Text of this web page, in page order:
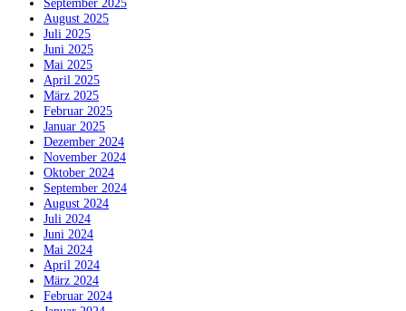
September 2025
August 2025
Juli 2025
Juni 2025
Mai 2025
April 2025
März 2025
Februar 2025
Januar 2025
Dezember 2024
November 2024
Oktober 2024
September 2024
August 2024
Juli 2024
Juni 2024
Mai 2024
April 2024
März 2024
Februar 2024